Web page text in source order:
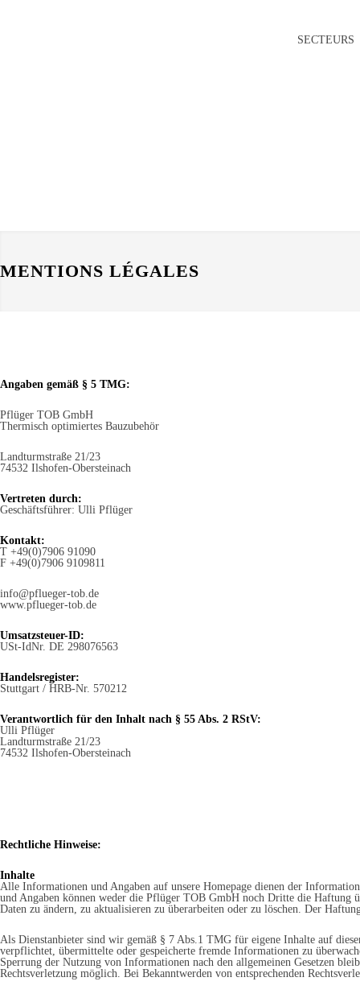
SECTEURS
MENTIONS LÉGALES
Angaben gemäß § 5 TMG:
Pflüger TOB GmbH
Thermisch optimiertes Bauzubehör
Landturmstraße 21/23
74532 Ilshofen-Obersteinach
Vertreten durch:
Geschäftsführer: Ulli Pflüger
Kontakt:
T +49(0)7906 91090
F +49(0)7906 9109811
info@pflueger-tob.de
www.pflueger-tob.de
Umsatzsteuer-ID:
USt-IdNr. DE 298076563
Handelsregister:
Stuttgart / HRB-Nr. 570212
Verantwortlich für den Inhalt nach § 55 Abs. 2 RStV:
Ulli Pflüger
Landturmstraße 21/23
74532 Ilshofen-Obersteinach
Rechtliche Hinweise:
Inhalte
Alle Informationen und Angaben auf unsere Homepage dienen der
und Angaben können weder die Pflüger TOB GmbH noch Dritte die Haftung
Daten zu ändern, zu aktualisieren zu überarbeiten oder zu löschen. Der
Als Dienstanbieter sind wir gemäß § 7 Abs.1 TMG für eigene Inhalte auf
verpflichtet, übermittelte oder gespeicherte fremde Informationen zu
Sperrung der Nutzung von Informationen nach den allgemeinen Gesetzen
Rechtsverletzung möglich. Bei Bekanntwerden von entsprechenden